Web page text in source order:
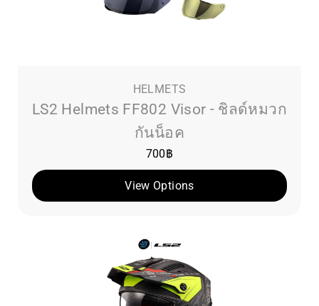
HELMETS
LS2 Helmets FF802 Visor - ชิลด์หมวก
กันน็อค
700฿
View Options